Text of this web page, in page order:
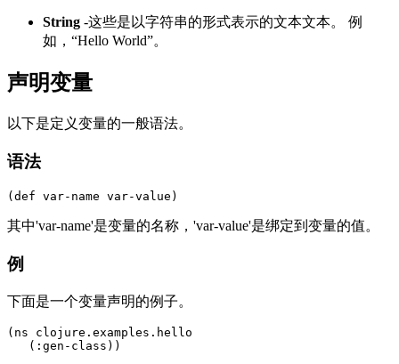
String -这些是以字符串的形式表示的文本文本。 例
如，“Hello World”。
声明变量
以下是定义变量的一般语法。
语法
其中'var-name'是变量的名称，'var-value'是绑定到变量的值。
例
下面是一个变量声明的例子。
(ns clojure.examples.hello
   (:gen-class))